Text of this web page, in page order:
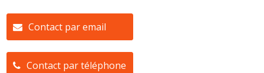
Contact par email
Contact par téléphone